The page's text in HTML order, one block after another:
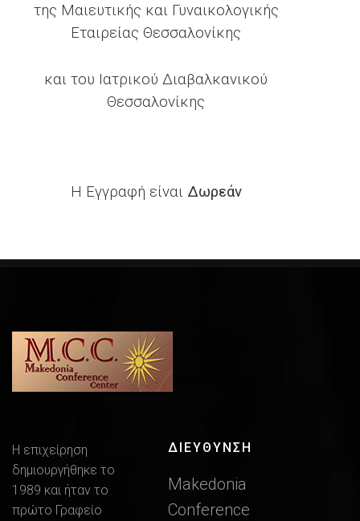
της Μαιευτικής και Γυναικολογικής
Εταιρείας Θεσσαλονίκης
και του Ιατρικού Διαβαλκανικού
Θεσσαλονίκης
Η Εγγραφή είναι Δωρεάν
Η επιχείρηση
δημιουργήθηκε το
1989 και ήταν το
πρώτο Γραφείο
ΔΙΕΎΘΥΝΣΗ
Makedonia
Conference